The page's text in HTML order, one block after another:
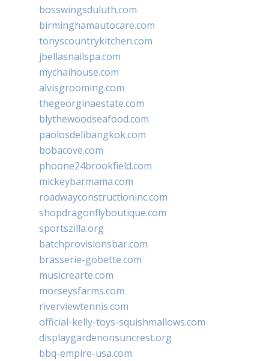
bosswingsduluth.com
birminghamautocare.com
tonyscountrykitchen.com
jbellasnailspa.com
mychaihouse.com
alvisgrooming.com
thegeorginaestate.com
blythewoodseafood.com
paolosdelibangkok.com
bobacove.com
phoone24brookfield.com
mickeybarmama.com
roadwayconstructioninc.com
shopdragonflyboutique.com
sportszilla.org
batchprovisionsbar.com
brasserie-gobette.com
musicrearte.com
morseysfarms.com
riverviewtennis.com
official-kelly-toys-squishmallows.com
displaygardenonsuncrest.org
bbq-empire-usa.com